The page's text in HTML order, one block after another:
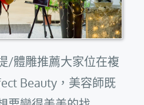
/體雕推薦大家位在複
Beauty，美容師既